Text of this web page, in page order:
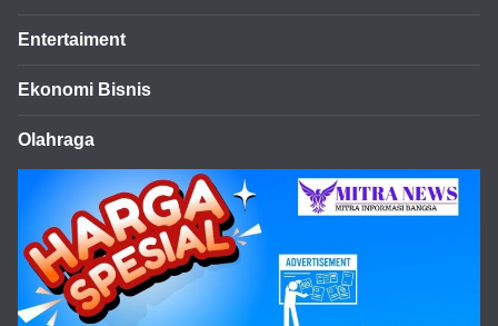
Entertaiment
Ekonomi Bisnis
Olahraga